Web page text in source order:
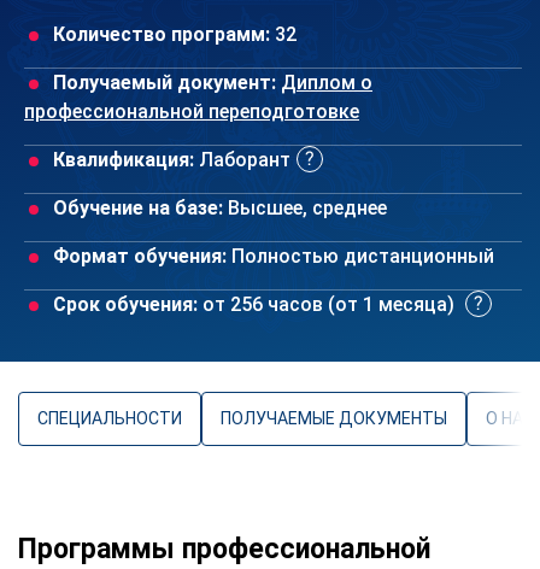
Количество программ: 32
Получаемый документ: Диплом о
профессиональной переподготовке
Квалификация: Лаборант
Обучение на базе: Высшее, среднее
Формат обучения: Полностью дистанционный
Срок обучения: от 256 часов (от 1 месяца)
СПЕЦИАЛЬНОСТИ ПОЛУЧАЕМЫЕ ДОКУМЕНТЫ О
Программы профессиональной